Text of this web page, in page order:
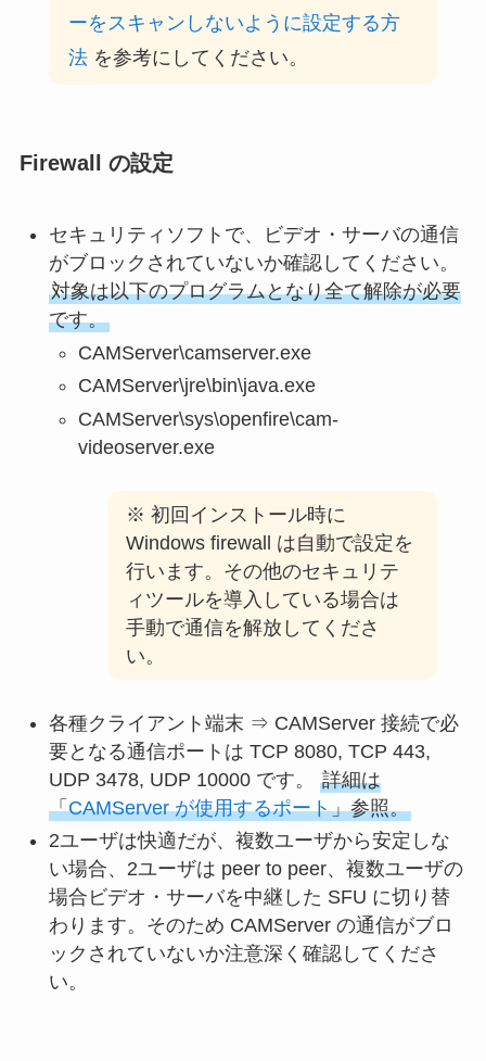
ーをスキャンしないように設定する方
法を参考にしてください。
Firewall の設定
セキュリティソフトで、ビデオ・サーバの通信
がブロックされていないか確認してください。
対象は以下のプログラムとなり全て解除が必要
です。
CAMServer\camserver.exe
CAMServer\jre\bin\java.exe
CAMServer\sys\openfire\cam-
videoserver.exe
※ 初回インストール時に
Windows firewall は自動で設定を
行います。その他のセキュリテ
ィツールを導入している場合は
手動で通信を解放してくださ
い。
各種クライアント端末 ⇒ CAMServer 接続で必
要となる通信ポートは TCP 8080, TCP 443,
UDP 3478, UDP 10000 です。 詳細は
「CAMServer が使用するポート」参照。
2ユーザは快適だが、複数ユーザから安定しな
い場合、2ユーザは peer to peer、複数ユーザの
場合ビデオ・サーバを中継した SFU に切り替
わります。そのため CAMServer の通信がブロ
ックされていないか注意深く確認してくださ
い。